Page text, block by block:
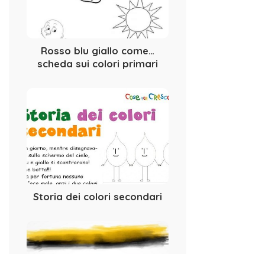
Rosso blu giallo come…
scheda sui colori primari
Storia dei colori secondari